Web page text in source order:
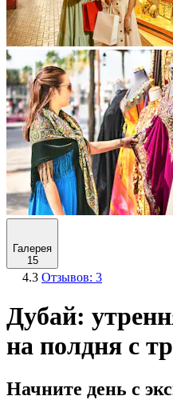
Галерея
15
4.3 Отзывов: 3
Дубай:
на полдня с
Начните день с